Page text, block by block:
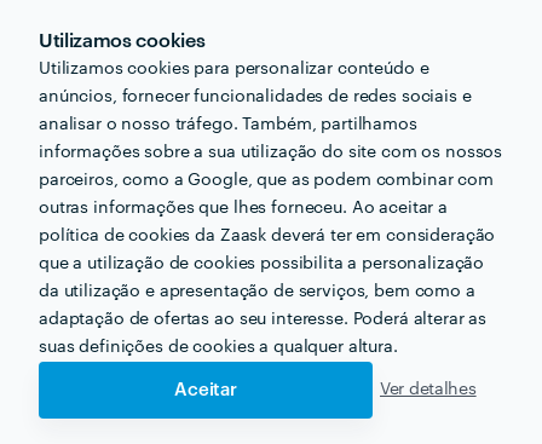
Utilizamos cookies
Utilizamos cookies para personalizar conteúdo e
anúncios, fornecer funcionalidades de redes sociais e
analisar o nosso tráfego. Também, partilhamos
informações sobre a sua utilização do site com os nossos
parceiros, como a Google, que as podem combinar com
outras informações que lhes forneceu. Ao aceitar a
política de cookies da Zaask deverá ter em consideração
que a utilização de cookies possibilita a personalização
da utilização e apresentação de serviços, bem como a
adaptação de ofertas ao seu interesse. Poderá alterar as
suas definições de cookies a qualquer altura.
Aceitar Ver detalhes
PORTEFÓLIO